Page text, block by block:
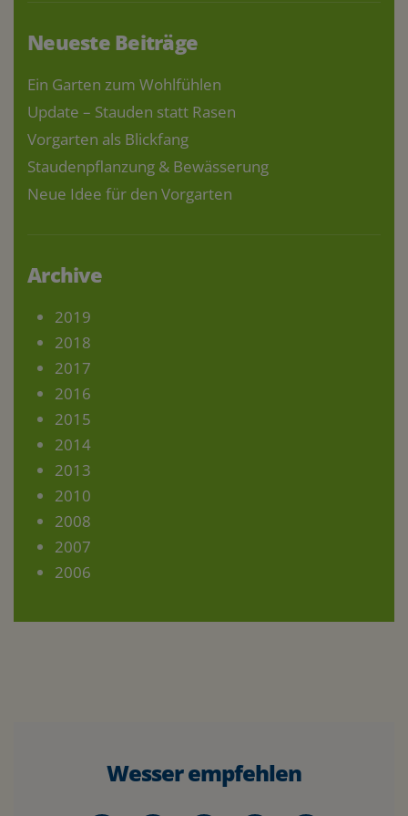
Neueste Beiträge
Ein Garten zum Wohlfühlen
Update – Stauden statt Rasen
Vorgarten als Blickfang
Staudenpflanzung & Bewässerung
Neue Idee für den Vorgarten
Archive
2019
2018
2017
2016
2015
2014
2013
2010
2008
2007
2006
Wesser empfehlen